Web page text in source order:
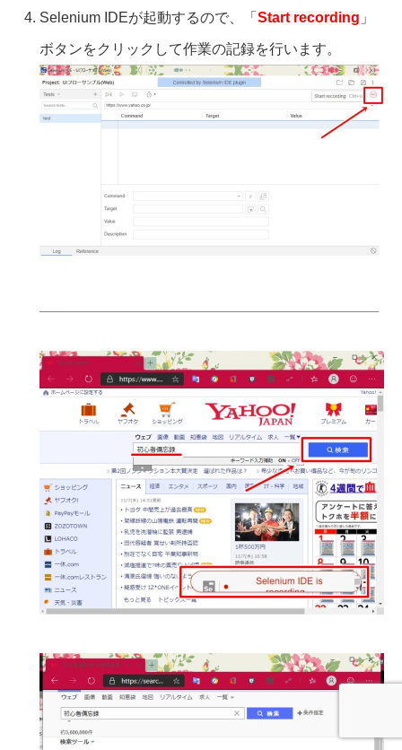
Selenium IDEが起動するので、「 Start recording 」
ボタンをクリックして作業の記録を行います。